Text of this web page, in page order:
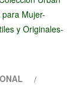
para Mujer-
y Originales-